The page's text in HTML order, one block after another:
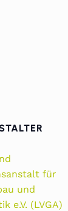
für
und
e.V. (LVGA)